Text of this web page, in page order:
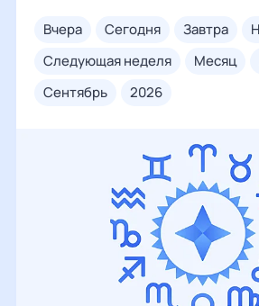
вчера сегодня завтра
следующая неделя
месяц
сентябрь
2026